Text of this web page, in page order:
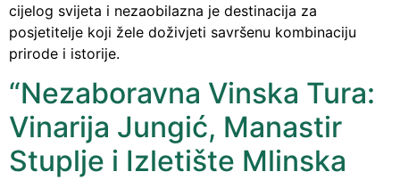
cijelog svijeta i nezaobilazna je destinacija za
posjetitelje koji žele doživjeti savršenu kombinaciju
prirode i istorije.
“Nezaboravna Vinska Tura:
Vinarija Jungić, Manastir
Stuplje i Izletište Mlinska